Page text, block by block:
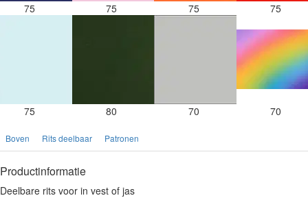
75 75 75 75
75 80 70 70
Boven Rits deelbaar Patronen
Productinformatie
Deelbare rits voor in vest of jas